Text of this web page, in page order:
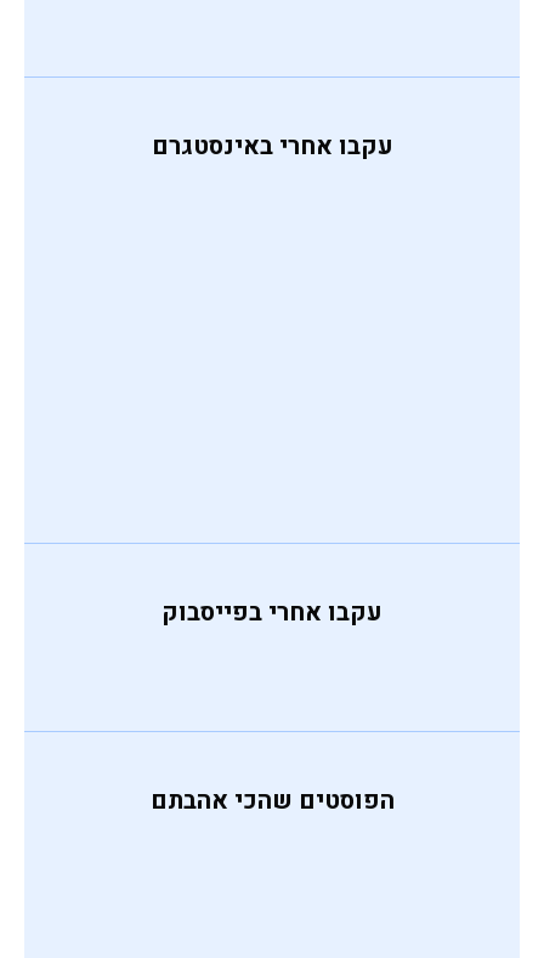
עקבו אחרי באינסטגרם
עקבו אחרי בפייסבוק
הפוסטים שהכי אהבתם